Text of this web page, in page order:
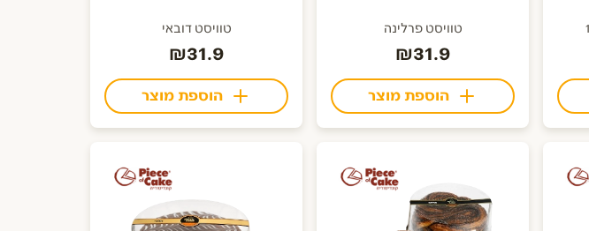
טוויסט פרלינה
₪31.9
הוספת מוצר
טוויסט דובאי
₪31.9
הוספת מוצר